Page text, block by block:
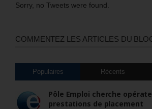
Sorry, no Tweets were found.
COMMENTEZ LES ARTICLES DU
Populaires Récents
Pôle Emploi cherche
prestations de placement